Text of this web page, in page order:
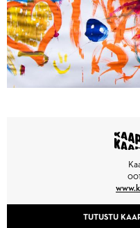
TUTUSTU